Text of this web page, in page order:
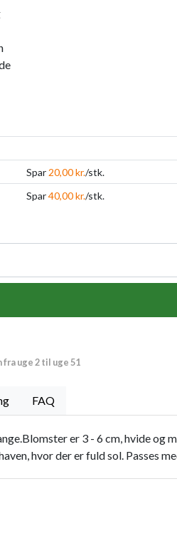
Spar 20,00 kr./stk.
Spar40,00 kr./stk.
uge 2 til uge 51
FAQ
er 3 - 6 cm, hvide
hvor der er fuld sol. Passes